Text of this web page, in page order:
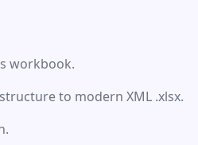
workbook.
to modern XML .xlsx.